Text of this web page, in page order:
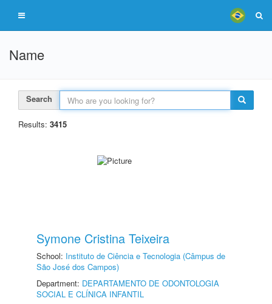
Name
Search
Results: 3415
Symone Cristina Teixeira
School: Instituto de Ciência e Tecnologia (Câmpus de
São José dos Campos)
Department: DEPARTAMENTO DE ODONTOLOGIA
SOCIAL E CLÍNICA INFANTIL